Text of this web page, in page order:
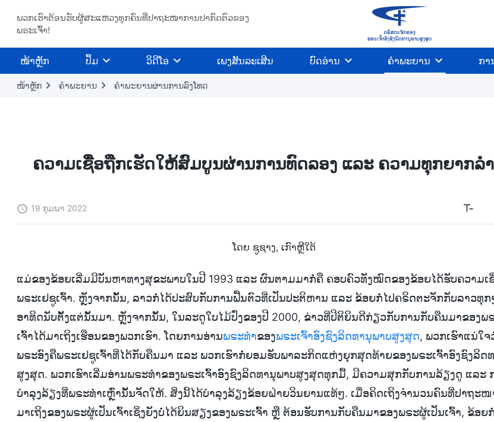
ພວກເຮົາຕ້ອນຮັບຜູ້ສະແຫວງທຸກຄົນທີ່ປາຖະໜາການປາກົດຕົວຂອງ
ພຣະເຈົ້າ!
​ໜ້າຫຼັກ ປຶ້ມ ວິ​ດີ​ໂອ ເພງສັນລະເສີນ ບົດອ່ານ ຄຳພະຍານ ກາ
ໜ້າຫຼັກ ຄຳພະຍານ ຄໍາພະຍານຜ່ານການລົງໂທດ
ຄວາມເຊື່ອຖືກເຮັດໃຫ້ສົມບູນຜ່ານການທົດລອງ ແລະ ຄວາມທຸກຍາກລ
19 ກຸມພາ 2022
ໂດຍ ຊູຊາງ, ເກົາຫຼີໃຕ້
ແມ່ຂອງຂ້ອຍເລີ່ມມີບັນຫາທາງສຸຂະພາບໃນປີ 1993 ແລະ ຜົນຕາມມາກໍ່ຄື ຄອບຄົວທັງໝົດຂອງຂ້ອຍໄດ້ຮັບຄວາມເ
ພຣະເຢຊູເຈົ້າ. ຫຼັງຈາກນັ້ນ, ລາວກໍ່ໄດ້ປະສົບກັບການຟື້ນຕົວທີ່ເປັນປະຕິຫານ ແລະ ຂ້ອຍກໍ່ໄປຄຣິດຕະຈັກກັບລາວທຸກ
ອາທິດນັບຕັ້ງແຕ່ນັ້ນມາ. ຫຼັງຈາກນັ້ນ, ໃນລະດູໃບໄມ້ປົ່ງຂອງປີ 2000, ຂ່າວທີ່ປິຕິຍິນດີກ່ຽວກັບການກັບຄືນມາຂອງພ
ເຈົ້າໄດ້ມາເຖິງເຮືອນຂອງພວກເຮົາ. ໂດຍການອ່ານພຣະທຳຂອງພຣະເຈົ້າອົງຊົງລິດທານຸພາບສູງສຸດ, ພວກເຮົາແນ່ໃຈ
ພຣະອົງຄືພຣະເຢຊູເຈົ້າທີ່ໄດ້ກັບຄືນມາ ແລະ ພວກເຮົາກໍ່ຍອມຮັບພາລະກິດແຫ່ງຍຸກສຸດທ້າຍຂອງພຣະເຈົ້າອົງຊົງລິດ
ສູງສຸດ. ພວກເຮົາເລີ່ມອ່ານພຣະທຳຂອງພຣະເຈົ້າອົງຊົງລິດທານຸພາບສູງສຸດທຸກມື້, ມີຄວາມສຸກກັບການລ້ຽງດູ ແລະ
ບຳລຸງລ້ຽງທີ່ພຣະທຳເຫຼົ່ານັ້ນຈັດໃຫ້. ສິ່ງນີ້ໄດ້ບຳລຸງລ້ຽງຂ້ອຍຝ່າຍວິນຍານແທ້ໆ. ເມື່ອຄິດເຖິງຈຳນວນຄົນທີ່ປາຖະໜ
ມາເຖິງຂອງພຣະຜູ້ເປັນເຈົ້າເຊິ່ງຍັງບໍ່ໄດ້ຍິນສຽງຂອງພຣະເຈົ້າ ຫຼື ຕ້ອນຮັບການກັບຄືນມາຂອງພຣະຜູ້ເປັນເຈົ້າ, ຂ້ອຍ